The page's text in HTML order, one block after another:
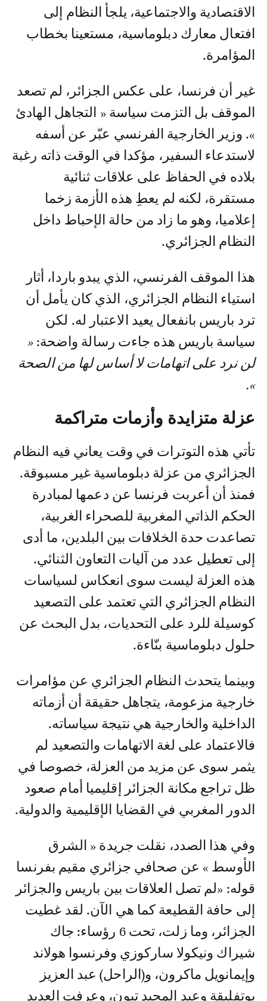
الاقتصادية والاجتماعية، يلجأ النظام إلى
افتعال معارك دبلوماسية، مستعينا بخطاب
المؤامرة.
غير أن فرنسا، على عكس الجزائر، لم تصعد
الموقف بل التزمت سياسة « التجاهل الهادئ
». وزير الخارجية الفرنسي عبّر عن أسفه
لاستدعاء السفير، مؤكدا في الوقت ذاته رغبة
بلاده في الحفاظ على علاقات ثنائية
مستقرة، لكنه لم يعطِ هذه الأزمة زخما
إعلاميا، وهو ما زاد من حالة الإحباط داخل
النظام الجزائري.
هذا الموقف الفرنسي، الذي يبدو باردا، أثار
استياء النظام الجزائري، الذي كان يأمل أن
ترد باريس بانفعال يعيد الاعتبار له. لكن
سياسة باريس هذه جاءت رسالة واضحة:«
لن نرد على اتهامات لا أساس لها من الصحة
».
عزلة متزايدة وأزمات متراكمة
تأتي هذه التوترات في وقت يعاني فيه النظام
الجزائري من عزلة دبلوماسية غير مسبوقة.
فمنذ أن أعربت فرنسا عن دعمها لمبادرة
الحكم الذاتي المغربية للصحراء الغربية،
تصاعدت حدة الخلافات بين البلدين، ما أدى
إلى تعطيل عدد من آليات التعاون الثنائي.
هذه العزلة ليست سوى انعكاس لسياسات
النظام الجزائري التي تعتمد على التصعيد
كوسيلة للرد على التحديات، بدل البحث عن
حلول دبلوماسية بنّاءة.
وبينما يتحدث النظام الجزائري عن مؤامرات
خارجية مزعومة، يتجاهل حقيقة أن أزماته
الداخلية والخارجية هي نتيجة سياساته.
فالاعتماد على لغة الاتهامات والتصعيد لم
يثمر سوى عن مزيد من العزلة، خصوصا في
ظل تراجع مكانة الجزائر إقليميا أمام صعود
الدور المغربي في القضايا الإقليمية والدولية.
وفي هذا الصدد، نقلت جريدة « الشرق
الأوسط » عن صحافي جزائري مقيم بفرنسا
قوله: «لم تصل العلاقات بين باريس والجزائر
إلى حافة القطيعة كما هي الآن. لقد غطيت
الجزائر، وما زلت، تحت 6 رؤساء: جاك
شيراك ونيكولا ساركوزي وفرنسوا هولاند
وإيمانويل ماكرون، و(الراحل) عبد العزيز
بوتفليقة وعبد المجيد تبون، وعرفت العديد